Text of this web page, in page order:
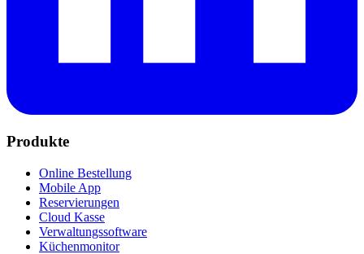
Produkte
Online Bestellung
Mobile App
Reservierungen
Cloud Kasse
Verwaltungssoftware
Küchenmonitor